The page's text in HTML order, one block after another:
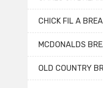
CHICK FIL A
MCDONALDS
OLD COUNTRY